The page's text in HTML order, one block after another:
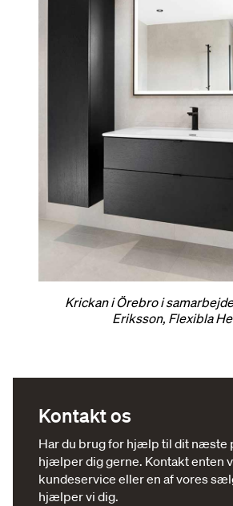
Krickan i Örebro i
Eriksson, Flexibla
Kontakt os
Har du brug for hjælp til dit næste
hjælper dig gerne. Kontakt enten
kundeservice eller en af ​​vores
hjælper vi dig.